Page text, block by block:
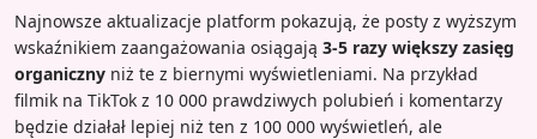
Najnowsze aktualizacje platform pokazują, że posty z wyższym
wskaźnikiem zaangażowania osiągają 3-5 razy większy zasięg
organiczny niż te z biernymi wyświetleniami. Na przykład
filmik na TikTok z 10 000 prawdziwych polubień i komentarzy
będzie działał lepiej niż ten z 100 000 wyświetleń, ale